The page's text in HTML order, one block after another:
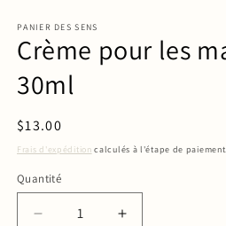
PANIER DES SENS
Crème pour les
30ml
Prix
habituel
$13.00
Frais d'expédition calculés à l'étape de paiement.
Quantité
Quantité
Réduire
Augmenter